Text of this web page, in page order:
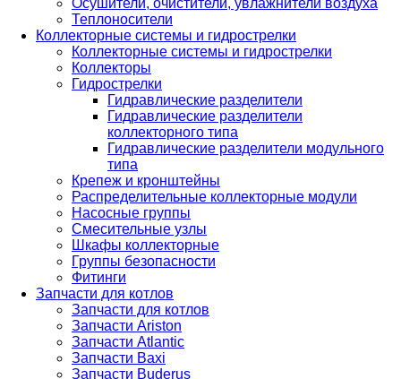
Осушители, очистители, увлажнители воздуха
Теплоносители
Коллекторные системы и гидрострелки
Коллекторные системы и гидрострелки
Коллекторы
Гидрострелки
Гидравлические разделители
Гидравлические разделители
коллекторного типа
Гидравлические разделители модульного
типа
Крепеж и кронштейны
Распределительные коллекторные модули
Насосные группы
Смесительные узлы
Шкафы коллекторные
Группы безопасности
Фитинги
Запчасти для котлов
Запчасти для котлов
Запчасти Ariston
Запчасти Atlantic
Запчасти Baxi
Запчасти Buderus